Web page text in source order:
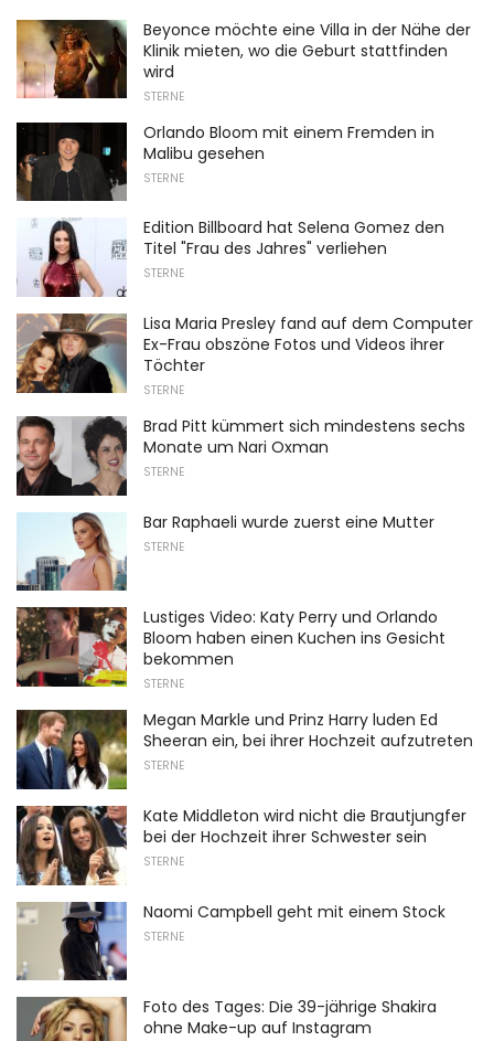
Beyonce möchte eine Villa in der Nähe der
Klinik mieten, wo die Geburt stattfinden
wird
STERNE
Orlando Bloom mit einem Fremden in
Malibu gesehen
STERNE
Edition Billboard hat Selena Gomez den
Titel "Frau des Jahres" verliehen
STERNE
Lisa Maria Presley fand auf dem Computer
Ex-Frau obszöne Fotos und Videos ihrer
Töchter
STERNE
Brad Pitt kümmert sich mindestens sechs
Monate um Nari Oxman
STERNE
Bar Raphaeli wurde zuerst eine Mutter
STERNE
Lustiges Video: Katy Perry und Orlando
Bloom haben einen Kuchen ins Gesicht
bekommen
STERNE
Megan Markle und Prinz Harry luden Ed
Sheeran ein, bei ihrer Hochzeit aufzutreten
STERNE
Kate Middleton wird nicht die Brautjungfer
bei der Hochzeit ihrer Schwester sein
STERNE
Naomi Campbell geht mit einem Stock
STERNE
Foto des Tages: Die 39-jährige Shakira
ohne Make-up auf Instagram